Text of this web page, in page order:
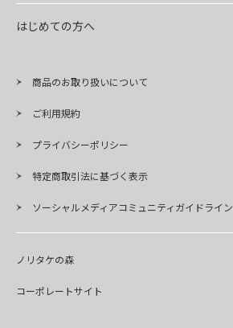
はじめての方へ
商品のお取り扱いについて
ご利用規約
プライバシーポリシー
特定商取引法に基づく表示
ソーシャルメディアコミュニティガイドライン
ノリタケの森
コーポレートサイト